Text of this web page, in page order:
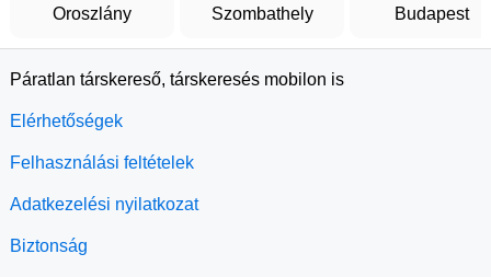
Oroszlány
Szombathely
Budapest
Páratlan társkereső, társkeresés mobilon is
Elérhetőségek
Felhasználási feltételek
Adatkezelési nyilatkozat
Biztonság